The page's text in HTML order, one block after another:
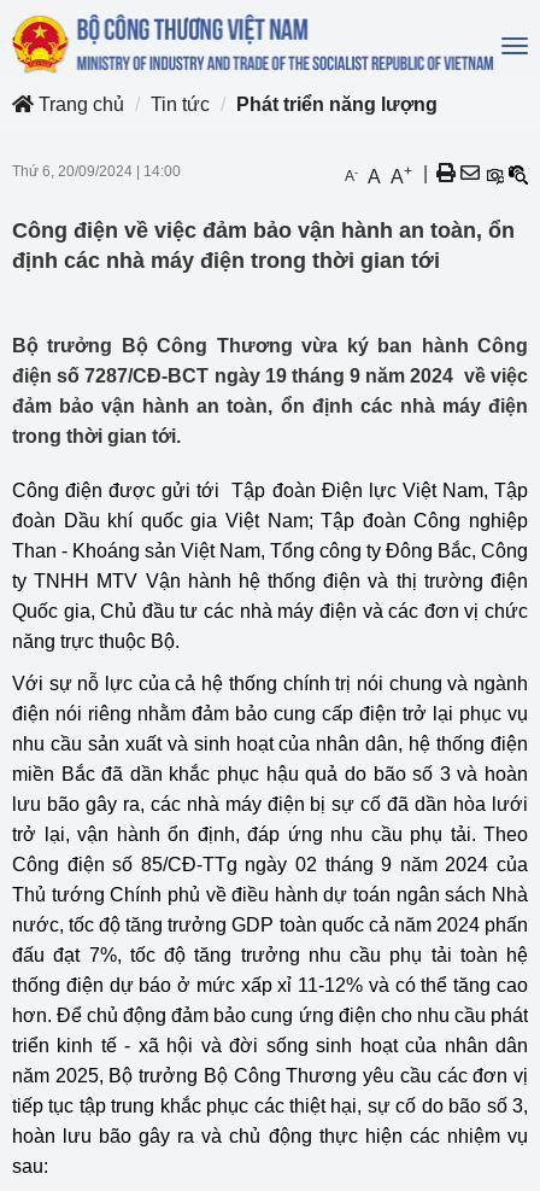
Trang chủ
Tin tức Phát triển năng lượng
Thứ 6, 20/09/2024 14:00 A- A A+
Công điện về việc đảm bảo vận hành an toàn, ổn
định các nhà máy điện trong thời gian tới
Bộ trưởng Bộ Công Thương vừa ký ban hành Công
điện số 7287/CĐ-BCT ngày 19 tháng 9 năm 2024 về việc
đảm bảo vận hành an toàn, ổn định các nhà máy điện
trong thời gian tới.
Công điện được gửi tới Tập đoàn Điện lực Việt Nam, Tập
đoàn Dầu khí quốc gia Việt Nam; Tập đoàn Công nghiệp
Than - Khoáng sản Việt Nam, Tổng công ty Đông Bắc, Công
ty TNHH MTV Vận hành hệ thống điện và thị trường điện
Quốc gia, Chủ đầu tư các nhà máy điện và các đơn vị chức
năng trực thuộc Bộ.
Với sự nỗ lực của cả hệ thống chính trị nói chung và ngành
điện nói riêng nhằm đảm bảo cung cấp điện trở lại phục vụ
nhu cầu sản xuất và sinh hoạt của nhân dân, hệ thống điện
miền Bắc đã dần khắc phục hậu quả do bão số 3 và hoàn
lưu bão gây ra, các nhà máy điện bị sự cố đã dần hòa lưới
trở lại, vận hành ổn định, đáp ứng nhu cầu phụ tải. Theo
Công điện số 85/CĐ-TTg ngày 02 tháng 9 năm 2024 của
Thủ tướng Chính phủ về điều hành dự toán ngân sách Nhà
nước, tốc độ tăng trưởng GDP toàn quốc cả năm 2024 phấn
đấu đạt 7%, tốc độ tăng trưởng nhu cầu phụ tải toàn hệ
thống điện dự báo ở mức xấp xỉ 11-12% và có thể tăng cao
hơn. Để chủ động đảm bảo cung ứng điện cho nhu cầu phát
triển kinh tế - xã hội và đời sống sinh hoạt của nhân dân
năm 2025, Bộ trưởng Bộ Công Thương yêu cầu các đơn vị
tiếp tục tập trung khắc phục các thiệt hại, sự cố do bão số 3,
hoàn lưu bão gây ra và chủ động thực hiện các nhiệm vụ
sau: